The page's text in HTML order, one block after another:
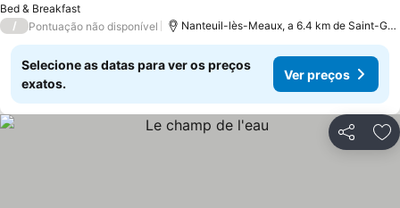
Bed & Breakfast
/ Pontuação não disponível Nanteuil-lès-Meaux, a 6.4 km de Saint-Germain-sur-Morin
Selecione as datas para ver os preços
exatos.
Ver preços
Partilhar